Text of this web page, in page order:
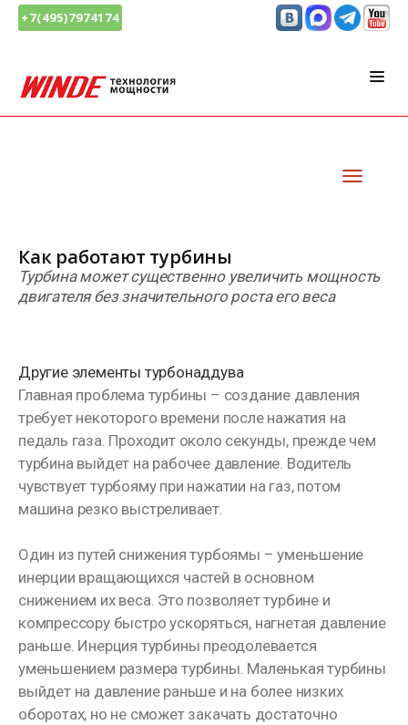
+7(495)7974174
Как работают турбины
Турбина может существенно увеличить мощность
двигателя без значительного роста его веса
Другие элементы турбонаддува
Главная проблема турбины – создание давления
требует некоторого времени после нажатия на
педаль газа. Проходит около секунды, прежде чем
турбина выйдет на рабочее давление. Водитель
чувствует турбояму при нажатии на газ, потом
машина резко выстреливает.
Один из путей снижения турбоямы – уменьшение
инерции вращающихся частей в основном
снижением их веса. Это позволяет турбине и
компрессору быстро ускоряться, нагнетая давление
раньше. Инерция турбины преодолевается
уменьшением размера турбины. Маленькая турбины
выйдет на давление раньше и на более низких
оборотах, но не сможет закачать достаточно